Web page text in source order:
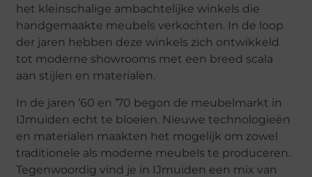
het kleinschalige ambachtelijke winkels die
handgemaakte meubels verkochten. In de loop
der jaren hebben deze winkels zich ontwikkeld
tot moderne showrooms met een breed scala
aan stijlen en materialen.
In de jaren ’60 en ’70 begon de meubelmarkt in
IJmuiden echt te bloeien. Nieuwe technologieën
en materialen maakten het mogelijk om zowel
traditionele als moderne meubels te produceren.
Tegenwoordig vind je in IJmuiden een mix van